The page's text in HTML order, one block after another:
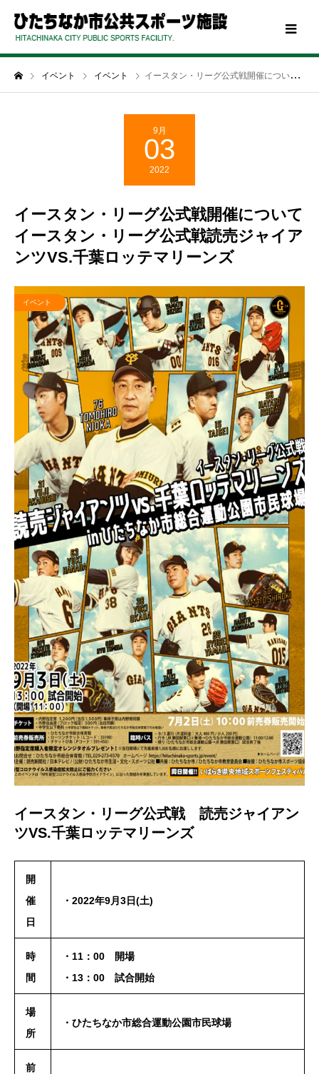
イベント イベント イースタン・リーグ公式戦開催についてイースタン・リーグ公式戦読売ジャイアンツVS.千葉ロッテマリーンズ
9月
03
2022
イースタン・リーグ公式戦開催について
イースタン・リーグ公式戦読売ジャイア
ンツVS.千葉ロッテマリーンズ
イベント
イースタン・リーグ公式戦 読売ジャイアン
ツVS.千葉ロッテマリーンズ
開
催
日
・2022年9月3日(土)
時
間
・11：00 開場
・13：00 試合開始
場
所
・ひたちなか市総合運動公園市民球場
前